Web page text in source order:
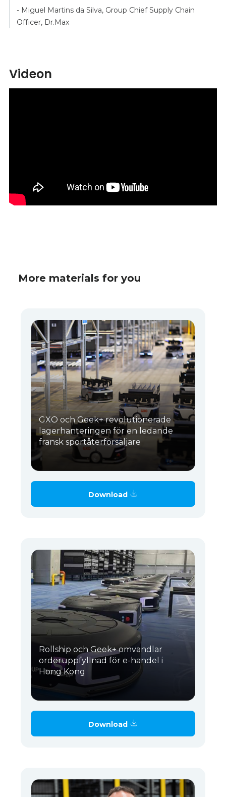
- Miguel Martins da Silva, Group Chief Supply Chain
Officer, Dr.Max
Videon
More materials for you
GXO och Geek+ revolutionerade
lagerhanteringen för en ledande
fransk sportåterförsäljare
Download
Rollship och Geek+ omvandlar
orderuppfyllnad för e-handel i
Hong Kong
Download